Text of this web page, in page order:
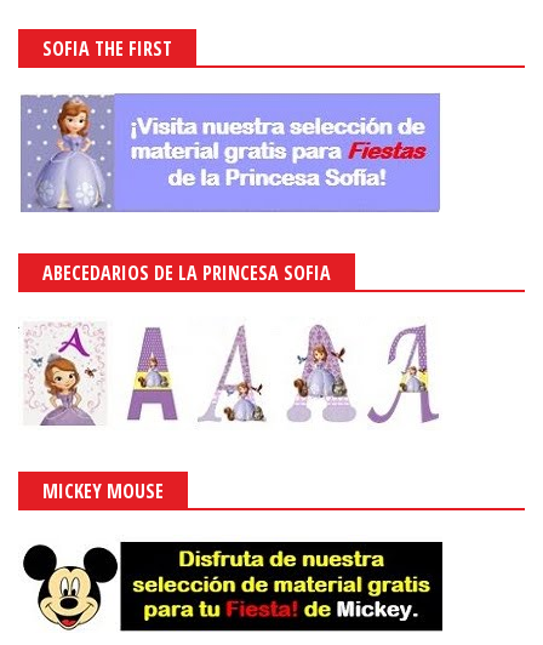
SOFIA THE FIRST
ABECEDARIOS DE LA PRINCESA SOFIA
MICKEY MOUSE